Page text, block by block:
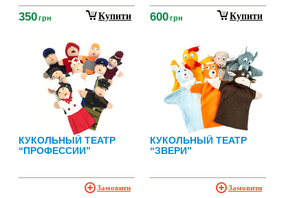
350грн Купити 600грн Купити
КУКОЛЬНЫЙ ТЕАТР
“ПРОФЕССИИ”
Замовити
КУКОЛЬНЫЙ ТЕАТР
“ЗВЕРИ”
Замовити